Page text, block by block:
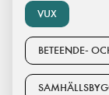
VUX
BETEENDE-